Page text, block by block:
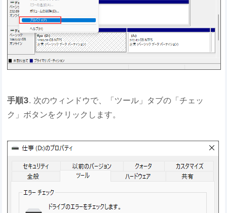
手順3. 次のウィンドウで、「ツール」タブの「チェッ
ク」ボタンをクリックします。